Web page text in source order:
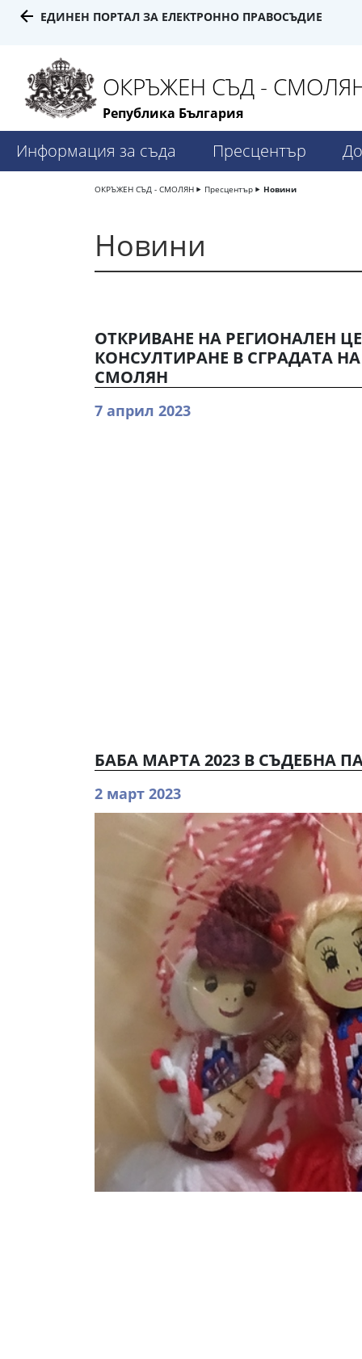
ЕДИНЕН ПОРТАЛ ЗА ЕЛЕКТРОННО ПРАВОСЪДИЕ
ОКРЪЖЕН СЪД -
Република България
Информация за съда Пресцентър
ОКРЪЖЕН СЪД - СМОЛЯН Пресцентър Новини
Новини
ОТКРИВАНЕ НА РЕГИОНАЛЕН
КОНСУЛТИРАНЕ В СГРАДАТА
СМОЛЯН
7 април 2023
БАБА МАРТА 2023 В СЪДЕБНА
2 март 2023